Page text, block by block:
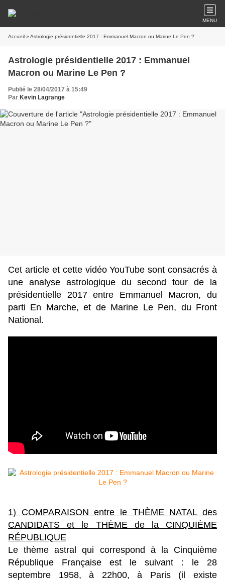
MENU
Accueil » Astrologie présidentielle 2017 : Emmanuel Macron ou Marine Le Pen ?
Astrologie présidentielle 2017 : Emmanuel
Macron ou Marine Le Pen ?
Publié le 28/04/2017 à 15:49
Par Kevin Lagrange
Cet article et cette vidéo YouTube sont consacrés à
une analyse astrologique du second tour de la
présidentielle 2017 entre Emmanuel Macron, du
parti En Marche, et de Marine Le Pen, du Front
National.
1) COMPARAISON entre le THÈME NATAL des
CANDIDATS et le THÈME de la CINQUIÈME
RÉPUBLIQUE
Le thème astral qui correspond à la Cinquième
République Française est le suivant : le 28
septembre 1958, à 22h00, à Paris (il existe